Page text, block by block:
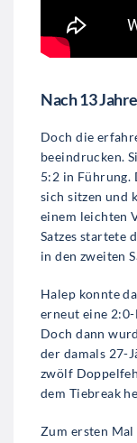
Nach 13
Doch die
beeindrucken.
5:2 in Führung.
sich sitzen und
einem leichten
Satzes startete
in den zweiten
Halep konnte
erneut eine
Doch dann
der damals 27-
zwölf
dem Tiebreak
Zum ersten Mal